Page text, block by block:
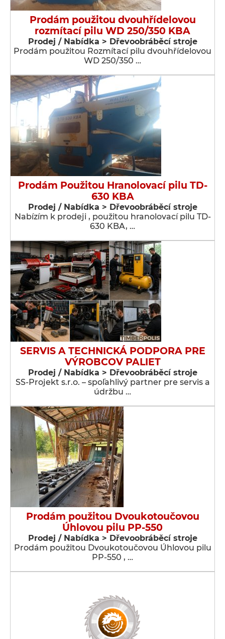
Prodám použitou dvouhřídelovou
rozmítací pilu WD 250/350 KBA
Prodej / Nabídka > Dřevoobráběcí stroje
Prodám použitou Rozmítací pilu dvouhřídelovou
WD 250/350 …
Prodám Použitou Hranolovací pilu TD-
630 KBA
Prodej / Nabídka > Dřevoobráběcí stroje
Nabízím k prodeji , použitou hranolovací pilu TD-
630 KBA, …
SERVIS A TECHNICKÁ PODPORA PRE
VÝROBCOV PALIET
Prodej / Nabídka > Dřevoobráběcí stroje
SS-Projekt s.r.o. – spoľahlivý partner pre servis a
údržbu …
Prodám použitou Dvoukotoučovou
Úhlovou pilu PP-550
Prodej / Nabídka > Dřevoobráběcí stroje
Prodám použitou Dvoukotoučovou Úhlovou pilu
PP-550 , …